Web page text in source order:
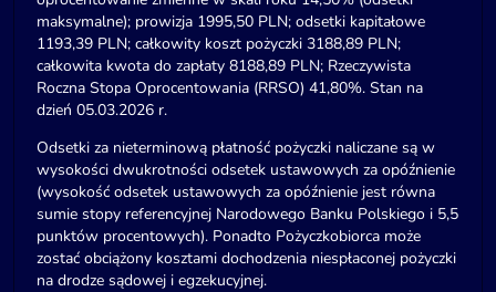
maksymalne); prowizja 1995,50 PLN; odsetki kapitałowe
1193,39 PLN; całkowity koszt pożyczki 3188,89 PLN;
całkowita kwota do zapłaty 8188,89 PLN; Rzeczywista
Roczna Stopa Oprocentowania (RRSO) 41,80%. Stan na
dzień 05.03.2026 r.
Odsetki za nieterminową płatność pożyczki naliczane są w
wysokości dwukrotności odsetek ustawowych za opóźnienie
(wysokość odsetek ustawowych za opóźnienie jest równa
sumie stopy referencyjnej Narodowego Banku Polskiego i 5,5
punktów procentowych). Ponadto Pożyczkobiorca może
zostać obciążony kosztami dochodzenia niespłaconej pożyczki
na drodze sądowej i egzekucyjnej.